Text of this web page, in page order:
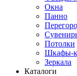
Окна
Панно
Потолки
Шкафы-
Зеркала
Каталоги